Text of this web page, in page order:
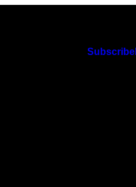
Subscribe